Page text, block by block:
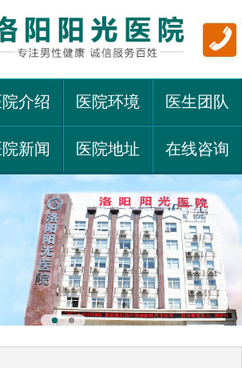
院介绍 医院环境 医生团队
院新闻 医院地址 在线咨询